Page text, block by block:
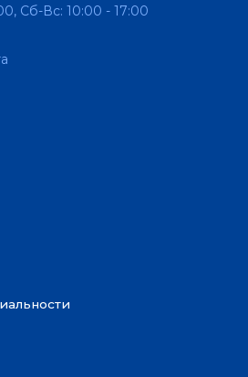
Сб-Вс: 10:00 - 17:00